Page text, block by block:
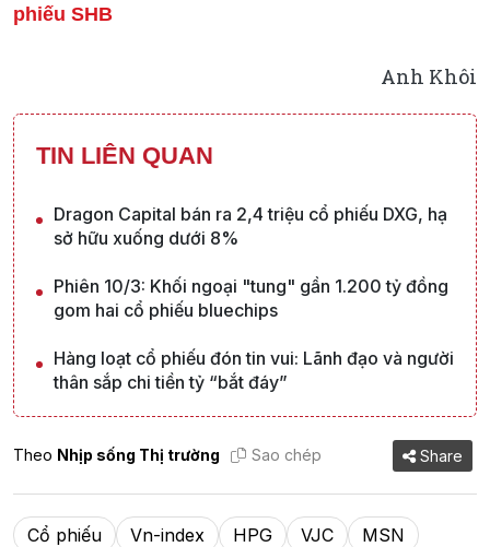
phiếu SHB
Anh Khôi
TIN LIÊN QUAN
Dragon Capital bán ra 2,4 triệu cổ phiếu DXG, hạ
sở hữu xuống dưới 8%
Phiên 10/3: Khối ngoại "tung" gần 1.200 tỷ đồng
gom hai cổ phiếu bluechips
Hàng loạt cổ phiếu đón tin vui: Lãnh đạo và người
thân sắp chi tiền tỷ “bắt đáy”
Theo Nhịp sống Thị trường Sao chép Share
Cổ phiếu Vn-index HPG VJC
MSN